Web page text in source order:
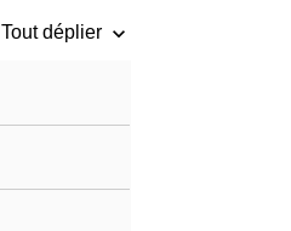
Tout déplier keyboard_arrow_down